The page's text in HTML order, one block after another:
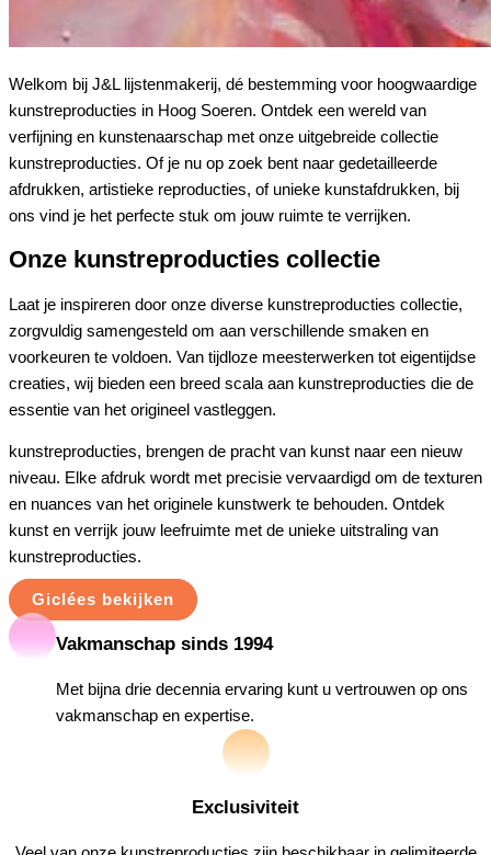
Welkom bij J&L lijstenmakerij, dé bestemming voor hoogwaardige
kunstreproducties in Hoog Soeren. Ontdek een wereld van
verfijning en kunstenaarschap met onze uitgebreide collectie
kunstreproducties. Of je nu op zoek bent naar gedetailleerde
afdrukken, artistieke reproducties, of unieke kunstafdrukken, bij
ons vind je het perfecte stuk om jouw ruimte te verrijken.
Onze kunstreproducties collectie
Laat je inspireren door onze diverse kunstreproducties collectie,
zorgvuldig samengesteld om aan verschillende smaken en
voorkeuren te voldoen. Van tijdloze meesterwerken tot eigentijdse
creaties, wij bieden een breed scala aan kunstreproducties die de
essentie van het origineel vastleggen.
kunstreproducties, brengen de pracht van kunst naar een nieuw
niveau. Elke afdruk wordt met precisie vervaardigd om de texturen
en nuances van het originele kunstwerk te behouden. Ontdek
kunst en verrijk jouw leefruimte met de unieke uitstraling van
kunstreproducties.
Giclées bekijken
Vakmanschap sinds 1994
Met bijna drie decennia ervaring kunt u vertrouwen op ons
vakmanschap en expertise.
Exclusiviteit